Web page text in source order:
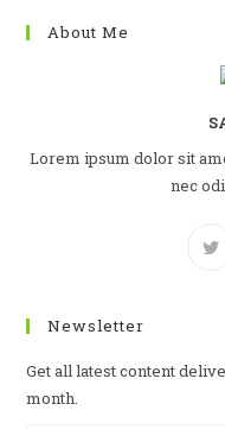
About Me
Lorem ipsum dolor sit
nec
Newsletter
Get all latest content
month.